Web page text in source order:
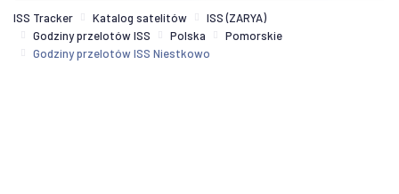
ISS Tracker Katalog satelitów
ISS (ZARYA)
Godziny przelotów ISS
Polska
Pomorskie
Godziny przelotów ISS Niestkowo